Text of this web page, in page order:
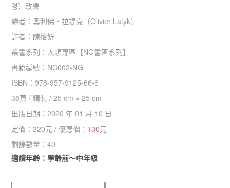
영）改編
繪者：奧利佛．拉提克（Olivier Latyk）
譯者： 陳怡妡
叢書系列： 大穎專區 【NG書區系列】
書籍編號： NC002-NG
ISBN：978-957-9125-66-6
38頁 /精裝 /25 cm × 25 cm
出版日期：2020 年 01 月 10 日
定價：320元 / 優惠價： 130元
剩餘數量：40
適讀年齡：學齡前～中年級